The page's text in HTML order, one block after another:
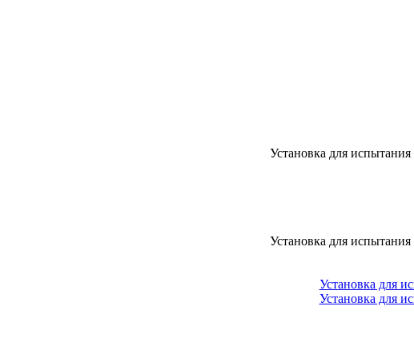
Установка для
Установка для
Установка для
Установка для